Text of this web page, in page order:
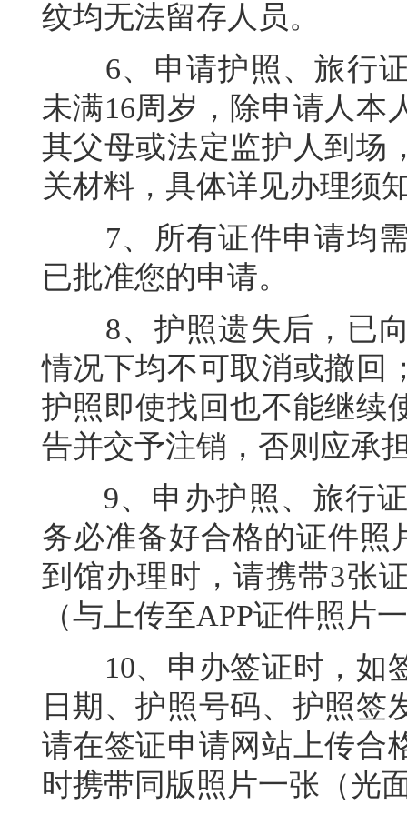
纹均无法留存人员。
6、申请护照、旅行证
未满16周岁，除申请人本
其父母或法定监护人到场
关材料，具体详见办理须
7、所有证件申请均需
已批准您的申请。
8、护照遗失后，已向
情况下均不可取消或撤回
护照即使找回也不能继续
告并交予注销，否则应承
9、申办护照、旅行证
务必准备好合格的证件照
到馆办理时，请携带3张
（与上传至APP证件照片
10、申办签证时，如
日期、护照号码、护照签
请在签证申请网站上传合
时携带同版照片一张（光